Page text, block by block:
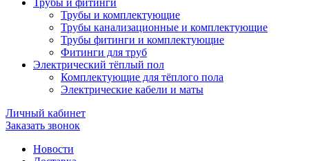
Трубы и фитинги
Трубы и комплектующие
Трубы канализационные и комплектующие
Трубы фитинги и комплектующие
Фитинги для труб
Электрический тёплый пол
Комплектующие для тёплого пола
Электрические кабели и маты
Личный кабинет
Заказать звонок
Новости